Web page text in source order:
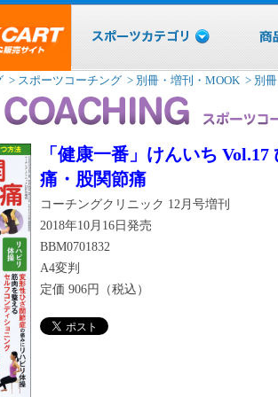
> スポーツコーチング > 別冊・増刊・MOOK > 別
「健康一番」けんいち Vol.17
痛・股関節痛
コーチングクリニック 12月号増刊
2018年10月16日発売
BBM0701832
A4変判
定価 906円（税込）